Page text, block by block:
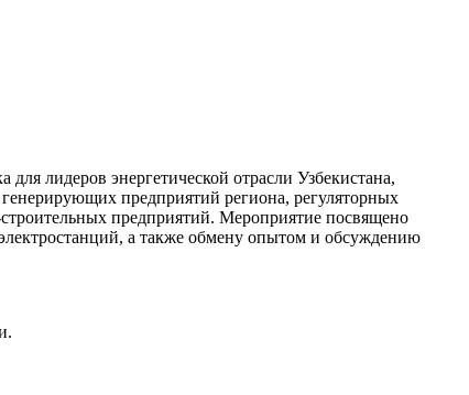
лидеров энергетической отрасли Узбекистана,
предприятий региона, регуляторных
предприятий. Мероприятие посвящено
а также обмену опытом и обсуждению